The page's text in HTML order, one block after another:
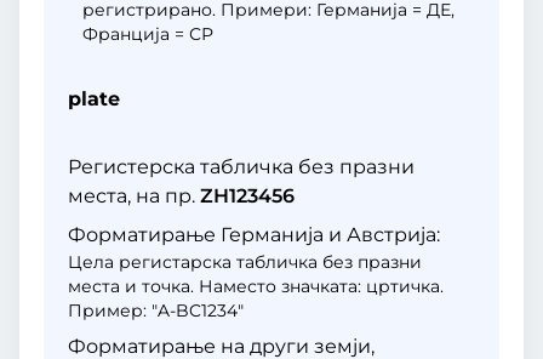
регистрирано. Примери: Германија = ДЕ,
Франција = СР
plate
Регистерска табличка без празни
места, на пр. ZH123456
Форматирање Германија и Австрија:
Цела регистарска табличка без празни
места и точка. Наместо значката: цртичка.
Пример: "A-BC1234"
Форматирање на други земји,